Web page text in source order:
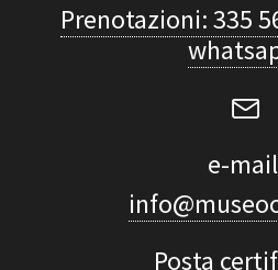
Prenotazioni: 335
e-
Posta